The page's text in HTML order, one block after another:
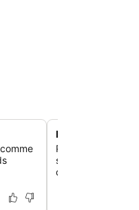
Bar en terrasse
Profite de
sur la splendide
divertissements en